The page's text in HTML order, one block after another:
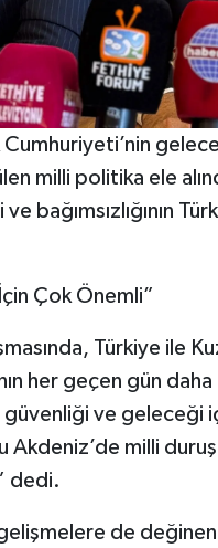
Cumhuriyeti’nin
milli politika ele
ve bağımsızlığının
Çok Önemli”
Türkiye ile
her geçen gün
güvenliği ve
milli
dedi.
de değinen